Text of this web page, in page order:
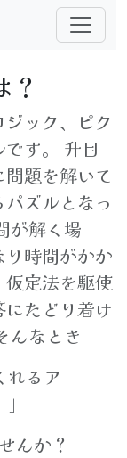
ック、ピク
す。 升目
題を解いて
ズルとなっ
が解く場
時間がかか
仮定法を駆使
たどり着け
んなとき
れるア
んか？